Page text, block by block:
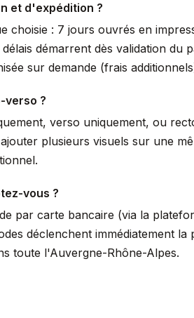
et d'expédition ?
choisie : 7 jours ouvrés en
démarrent dès validation
sur demande (frais
verso ?
verso uniquement, ou
plusieurs visuels sur une
vous ?
par carte bancaire (via la
déclenchent immédiatement
toute l'Auvergne-Rhône-Alpes.